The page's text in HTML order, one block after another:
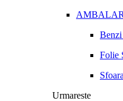
Folie
Sfoara
Urmareste